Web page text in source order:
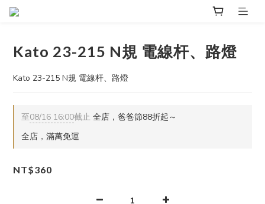
Kato 23-215 N規 電線杆、路燈
Kato 23-215 N規 電線杆、路燈
至08/16 16:00截止 全店，爸爸節88折起～
全店，滿萬免運
NT$360